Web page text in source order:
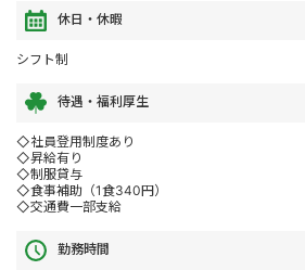
休日・休暇
シフト制
待遇・福利厚生
◇社員登用制度あり
◇昇給有り
◇制服貸与
◇食事補助（1食340円）
◇交通費一部支給
勤務時間